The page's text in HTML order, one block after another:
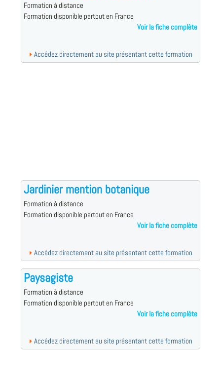
Formation à distance
Formation disponible partout en France
Voir la fiche complète
Accédez directement au site présentant cette formation
Jardinier mention botanique
Formation à distance
Formation disponible partout en France
Voir la fiche complète
Accédez directement au site présentant cette formation
Paysagiste
Formation à distance
Formation disponible partout en France
Voir la fiche complète
Accédez directement au site présentant cette formation